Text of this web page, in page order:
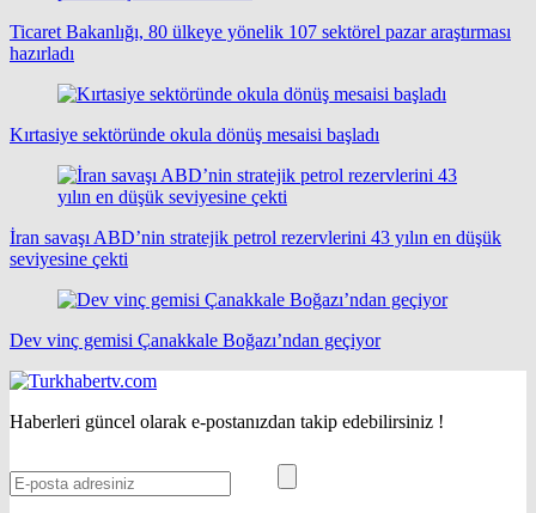
Ticaret Bakanlığı, 80 ülkeye yönelik 107 sektörel pazar araştırması
hazırladı
Kırtasiye sektöründe okula dönüş mesaisi başladı
İran savaşı ABD’nin stratejik petrol rezervlerini 43 yılın en düşük
seviyesine çekti
Dev vinç gemisi Çanakkale Boğazı’ndan geçiyor
Haberleri güncel olarak e-postanızdan takip edebilirsiniz !